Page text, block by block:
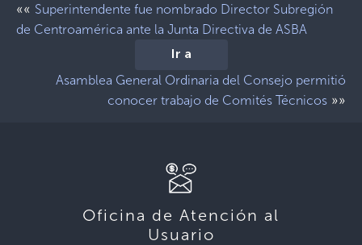
«« Superintendente fue nombrado Director Subregión
de Centroamérica ante la Junta Directiva de ASBA
Ir a
Asamblea General Ordinaria del Consejo permitió
conocer trabajo de Comités Técnicos »»
Oficina de Atención al
Usuario